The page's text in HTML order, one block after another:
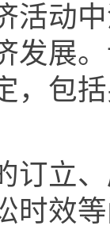
活动
发展
，包
订立
时效